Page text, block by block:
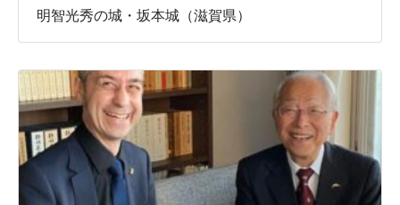
明智光秀の城・坂本城（滋賀県）